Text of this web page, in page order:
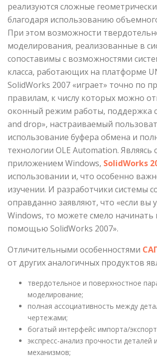
реализуют­ся сложные
благодаря использованию
При этом воз­можности
моделирования, реализованные в
сопоставимы с возможностями
класса, работающих на платформе
SolidWorks 2007 «играет» точно по
правилам, к числу которых можно
оконный режим работы, поддержка
and drop», настраиваемый
использование буфера обмена и
технологии OLE Automation.
прило­жением Windows, SolidWorks
использовании и, что особенно
изучении. И разра­ботчики системы
оправданно заявляют, что «если вы
Windows, то можете смело начи­нать
помощью SolidWorks 2007».
Отличительными особенностями
от других аналогичных продуктов
твердотельное и поверхностное
моделирование;
полная ассоциативность между
чертежами;
богатый интерфейс импорта/
экспресс-анализ прочности деталей
механизмов;